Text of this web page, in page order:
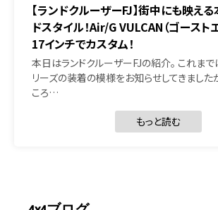
【ランドクルーザーFJ】街中にも映え
ドスタイル！Air/G VULCAN（ゴースト
17インチでカスタム！
本日はランドクルーザーFJの紹介。 これまで
リーズの装着の模様をお知らせしてきました
ころ…
もっと読む